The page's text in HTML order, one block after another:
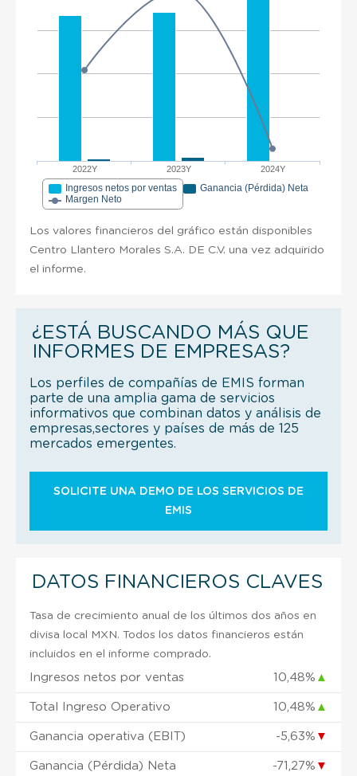
2022Y 2023Y 2024Y
Ingresos netos por ventas
Ganancia (Pérdida) Neta
Margen Neto
Los valores financieros del gráfico están disponibles
Centro Llantero Morales S.A. DE C.V. una vez adquirido
el informe.
¿ESTÁ BUSCANDO MÁS QUE
INFORMES DE EMPRESAS?
Los perfiles de compañías de EMIS forman
parte de una amplia gama de servicios
informativos que combinan datos y análisis de
empresas,sectores y países de más de 125
mercados emergentes.
SOLICITE UNA DEMO DE LOS SERVICIOS DE
EMIS
DATOS FINANCIEROS CLAVES
Tasa de crecimiento anual de los últimos dos años en
divisa local MXN. Todos los datos financieros están
incluidos en el informe comprado.
Ingresos netos por ventas 10,48% ▲
Total Ingreso Operativo 10,48% ▲
Ganancia operativa (EBIT) -5,63% ▼
Ganancia (Pérdida) Neta -71,27% ▼